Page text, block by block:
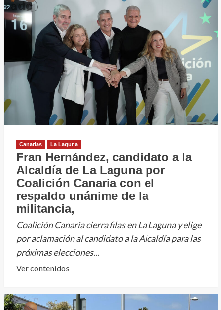
y
Estefanía
Díaz
promocionan
en
GastroCanarias
potencial
gastronómico
de
La
Laguna
Canarias La Laguna
Fran Hernández, candidato a la
Alcaldía de La Laguna por
Coalición Canaria con el
respaldo unánime de la
militancia,
Coalición Canaria cierra filas en La Laguna y elige
por aclamación al candidato a la Alcaldía para las
próximas elecciones...
Ver contenidosLeer
sobre
Fran